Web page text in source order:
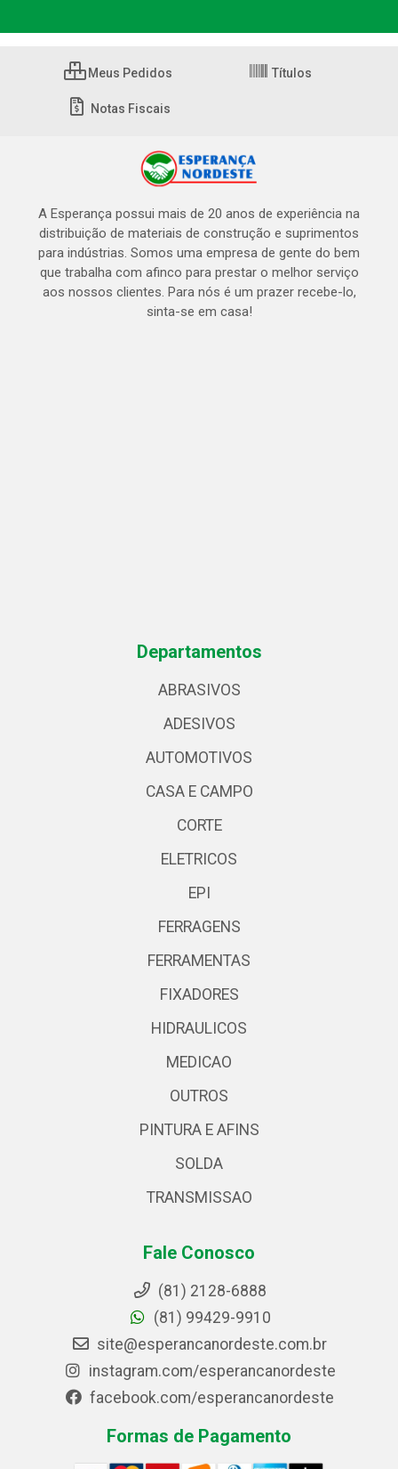
Meus Pedidos Títulos
Notas Fiscais
A Esperança possui mais de 20 anos de experiência na
distribuição de materiais de construção e suprimentos
para indústrias. Somos uma empresa de gente do bem
que trabalha com afinco para prestar o melhor serviço
aos nossos clientes. Para nós é um prazer recebe-lo,
sinta-se em casa!
Departamentos
ABRASIVOS
ADESIVOS
AUTOMOTIVOS
CASA E CAMPO
CORTE
ELETRICOS
EPI
FERRAGENS
FERRAMENTAS
FIXADORES
HIDRAULICOS
MEDICAO
OUTROS
PINTURA E AFINS
SOLDA
TRANSMISSAO
Fale Conosco
(81) 2128-6888
(81) 99429-9910
site@esperancanordeste.com.br
instagram.com/esperancanordeste
facebook.com/esperancanordeste
Formas de Pagamento